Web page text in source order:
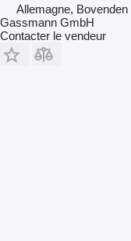
Allemagne, Bovenden
Gassmann GmbH
Contacter le vendeur